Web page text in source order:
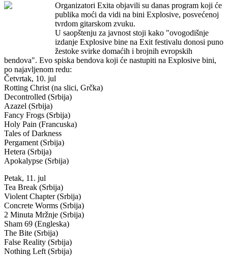
Organizatori Exita objavili su danas program koji će
publika moći da vidi na bini Explosive, posvećenoj
tvrdom gitarskom zvuku.
U saopštenju za javnost stoji kako "ovogodišnje
izdanje Explosive bine na Exit festivalu donosi puno
žestoke svirke domaćih i brojnih evropskih
bendova". Evo spiska bendova koji će nastupiti na Explosive bini,
po najavljenom redu:
Četvrtak, 10. jul
Rotting Christ (na slici, Grčka)
Decontrolled (Srbija)
Azazel (Srbija)
Fancy Frogs (Srbija)
Holy Pain (Francuska)
Tales of Darkness
Pergament (Srbija)
Hetera (Srbija)
Apokalypse (Srbija)
Petak, 11. jul
Tea Break (Srbija)
Violent Chapter (Srbija)
Concrete Worms (Srbija)
2 Minuta Mržnje (Srbija)
Sham 69 (Engleska)
The Bite (Srbija)
False Reality (Srbija)
Nothing Left (Srbija)